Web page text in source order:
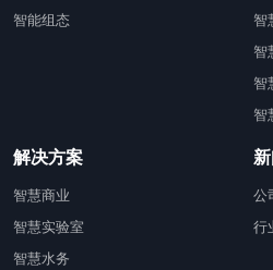
智能组态
智
智
智
智
解决方案
智慧商业
智慧实验室
智慧水务
公
行